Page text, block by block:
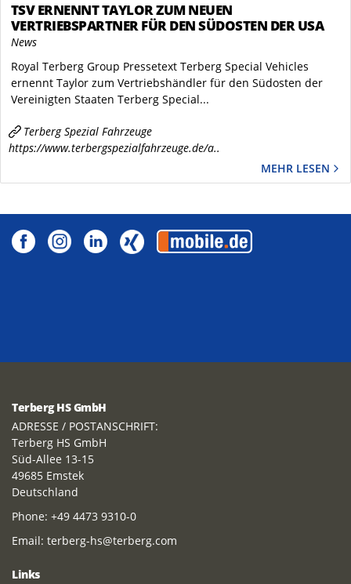
TSV ERNENNT TAYLOR ZUM NEUEN
VERTRIEBSPARTNER FÜR DEN SÜDOSTEN DER USA
News
Royal Terberg Group Pressetext Terberg Special Vehicles
ernennt Taylor zum Vertriebshändler für den Südosten der
Vereinigten Staaten Terberg Special...
Terberg Spezial Fahrzeuge
https://www.terbergspezialfahrzeuge.de/a..
MEHR LESEN
Terberg HS GmbH
ADRESSE / POSTANSCHRIFT:
Terberg HS GmbH
Süd-Allee 13-15
49685 Emstek
Deutschland
Phone: +49 4473 9310-0
Email: terberg-hs@terberg.com
Links